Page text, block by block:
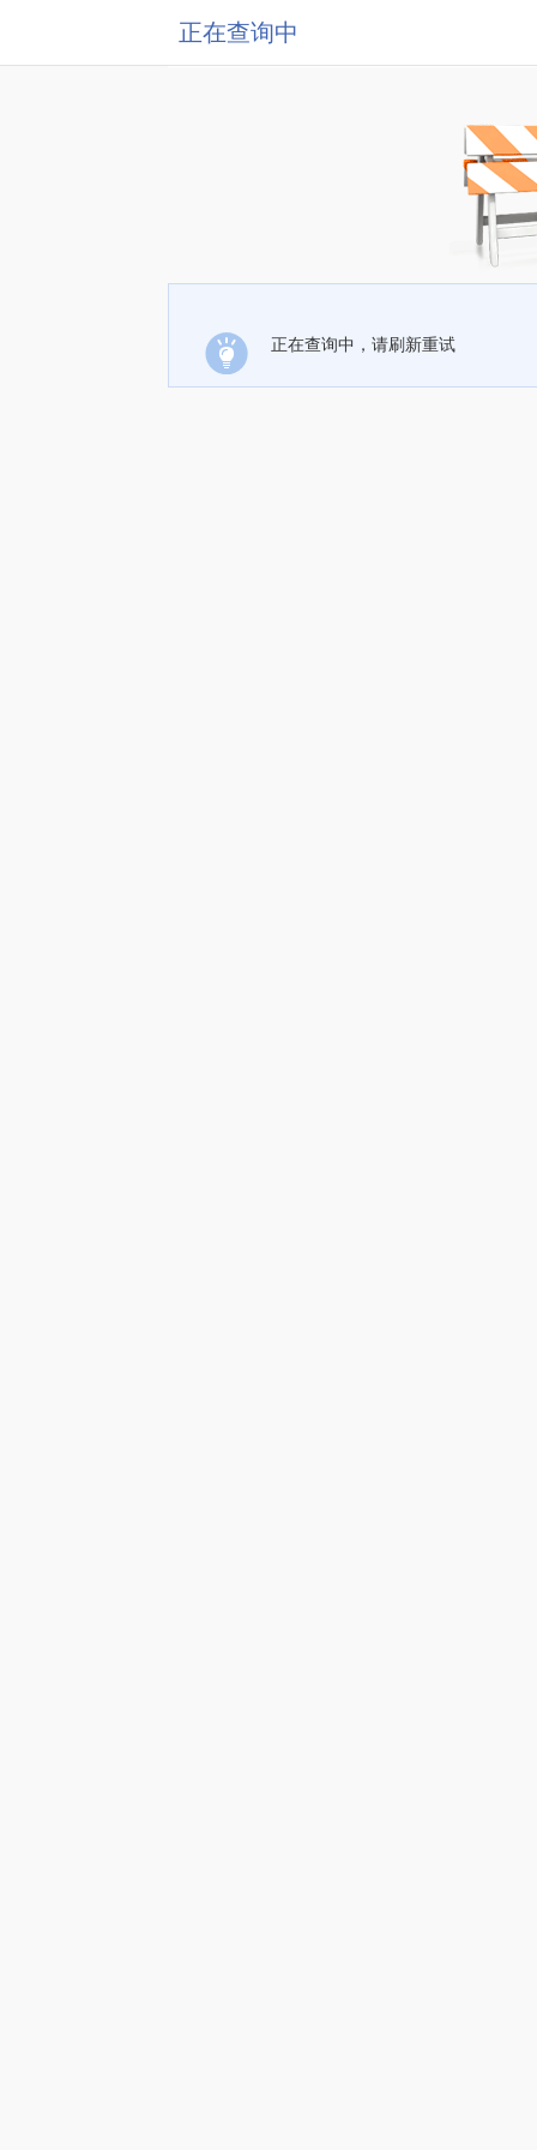
正在查询中
正在查询中，请刷新重试